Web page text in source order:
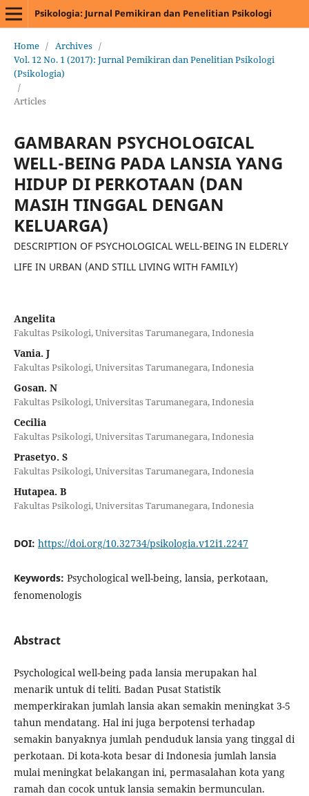
Psikologia: Jurnal Pemikiran dan Penelitian Psikologi
Home / Archives /
Vol. 12 No. 1 (2017): Jurnal Pemikiran dan Penelitian Psikologi
(Psikologia)
/
Articles
GAMBARAN PSYCHOLOGICAL
WELL-BEING PADA LANSIA YANG
HIDUP DI PERKOTAAN (DAN
MASIH TINGGAL DENGAN
KELUARGA)
DESCRIPTION OF PSYCHOLOGICAL WELL-BEING IN ELDERLY
LIFE IN URBAN (AND STILL LIVING WITH FAMILY)
Angelita
Fakultas Psikologi, Universitas Tarumanegara, Indonesia
Vania. J
Fakultas Psikologi, Universitas Tarumanegara, Indonesia
Gosan. N
Fakultas Psikologi, Universitas Tarumanegara, Indonesia
Cecilia
Fakultas Psikologi, Universitas Tarumanegara, Indonesia
Prasetyo. S
Fakultas Psikologi, Universitas Tarumanegara, Indonesia
Hutapea. B
Fakultas Psikologi, Universitas Tarumanegara, Indonesia
DOI: https://doi.org/10.32734/psikologia.v12i1.2247
Keywords: Psychological well-being, lansia, perkotaan,
fenomenologis
Abstract
Psychological well-being pada lansia merupakan hal
menarik untuk di teliti. Badan Pusat Statistik
memperkirakan jumlah lansia akan semakin meningkat 3-5
tahun mendatang. Hal ini juga berpotensi terhadap
semakin banyaknya jumlah penduduk lansia yang tinggal di
perkotaan. Di kota-kota besar di Indonesia jumlah lansia
mulai meningkat belakangan ini, permasalahan kota yang
ramah dan cocok untuk lansia semakin bermunculan.